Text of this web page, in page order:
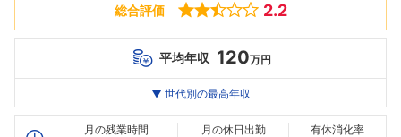
総合評価 2.2
平均年収 120万円
最高年収
20代
--万
30代
--万
--万
▼ 世代別の最高年収
月の残業時間 月の休日出勤 有休消化率